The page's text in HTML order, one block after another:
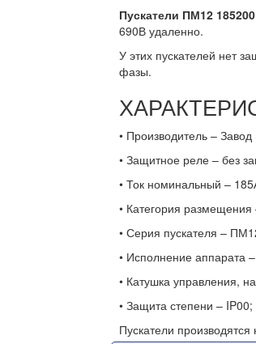
Пускатели ПМ12 185200
690В удаленно.
У этих пускателей нет
фазы.
• Производитель – Завод
• Защитное реле – без
• Ток номинальный –
• Категория
• Серия пускателя –
• Исполнение аппарата
• Катушка управления,
• Защита степени – IP00;
Пускатели